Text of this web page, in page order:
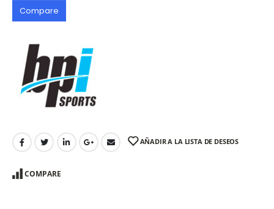
Compare
AÑADIR A LA LISTA DE DESEOS
COMPARE